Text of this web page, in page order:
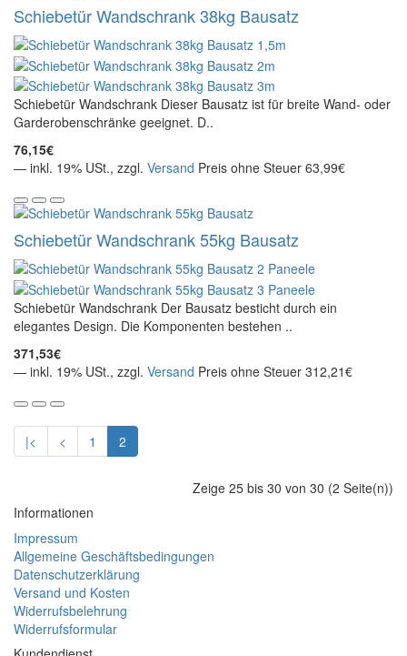
Schiebetür Wandschrank 38kg Bausatz
Schiebetür Wandschrank Dieser Bausatz ist für breite Wand- oder
Garderobenschränke geeignet. D..
76,15€
— inkl. 19% USt., zzgl. Versand Preis ohne Steuer 63,99€
Schiebetür Wandschrank 55kg Bausatz
Schiebetür Wandschrank Der Bausatz besticht durch ein
elegantes Design. Die Komponenten bestehen ..
371,53€
— inkl. 19% USt., zzgl. Versand Preis ohne Steuer 312,21€
|< < 1 2
Zeige 25 bis 30 von 30 (2 Seite(n))
Informationen
Impressum
Allgemeine Geschäftsbedingungen
Datenschutzerklärung
Versand und Kosten
Widerrufsbelehrung
Widerrufsformular